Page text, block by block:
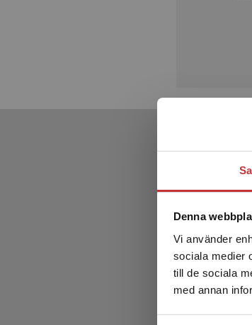
Denna
Vi använder
sociala medier
till de sociala
med annan